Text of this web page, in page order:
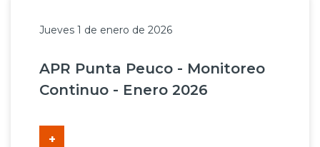
Jueves 1 de enero de 2026
APR Punta Peuco - Monitoreo
Continuo - Enero 2026
+